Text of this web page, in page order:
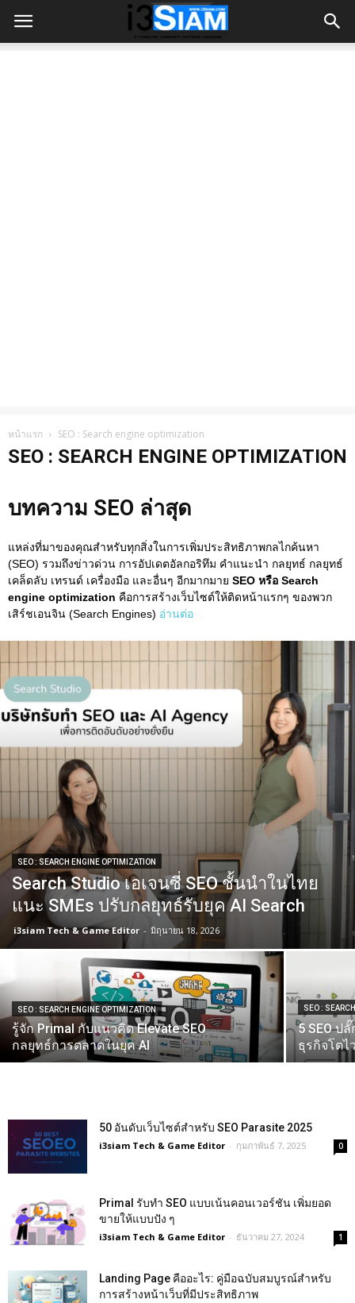
หน้าแรก SEO : Search engine optimization
SEO : SEARCH ENGINE OPTIMIZATION
บทความ SEO ล่าสุด
แหล่งที่มาของคุณสำหรับทุกสิ่งในการเพิ่มประสิทธิภาพกลไกค้นหา
(SEO) รวมถึงข่าวด่วน การอัปเดตอัลกอริทึม คำแนะนำ กลยุทธ์ กลยุทธ์
เคล็ดลับ เทรนด์ เครื่องมือ และอื่นๆ อีกมากมาย SEO หรือ Search
engine optimization คือการสร้างเว็บไซต์ให้ติดหน้าแรกๆ ของพวก
เสิร์ชเอนจิน (Search Engines) อ่านต่อ
SEO : SEARCH ENGINE OPTIMIZATION
Search Studio เอเจนซี่ SEO ชั้นนําในไทย
แนะ SMEs ปรับกลยุทธ์รับยุค AI Search
i3siam Tech & Game Editor - มิถุนายน 18, 2026
SEO : SEARCH ENGINE OPTIMIZATION
รู้จัก Primal กับแนวคิด Elevate SEO
กลยุทธ์การตลาดในยุค AI
SEO :
5 SEO ป
ธุรกิจโตไ
50 อันดับเว็บไซต์สำหรับ SEO Parasite 2025
i3siam Tech & Game Editor - กุมภาพันธ์ 7, 2025 0
Primal รับทำ SEO แบบเน้นคอนเวอร์ชัน เพิ่มยอด
ขายให้แบบปัง ๆ
i3siam Tech & Game Editor - ธันวาคม 27, 2024 1
Landing Page คืออะไร: คู่มือฉบับสมบูรณ์สำหรับ
การสร้างหน้าเว็บที่มีประสิทธิภาพ